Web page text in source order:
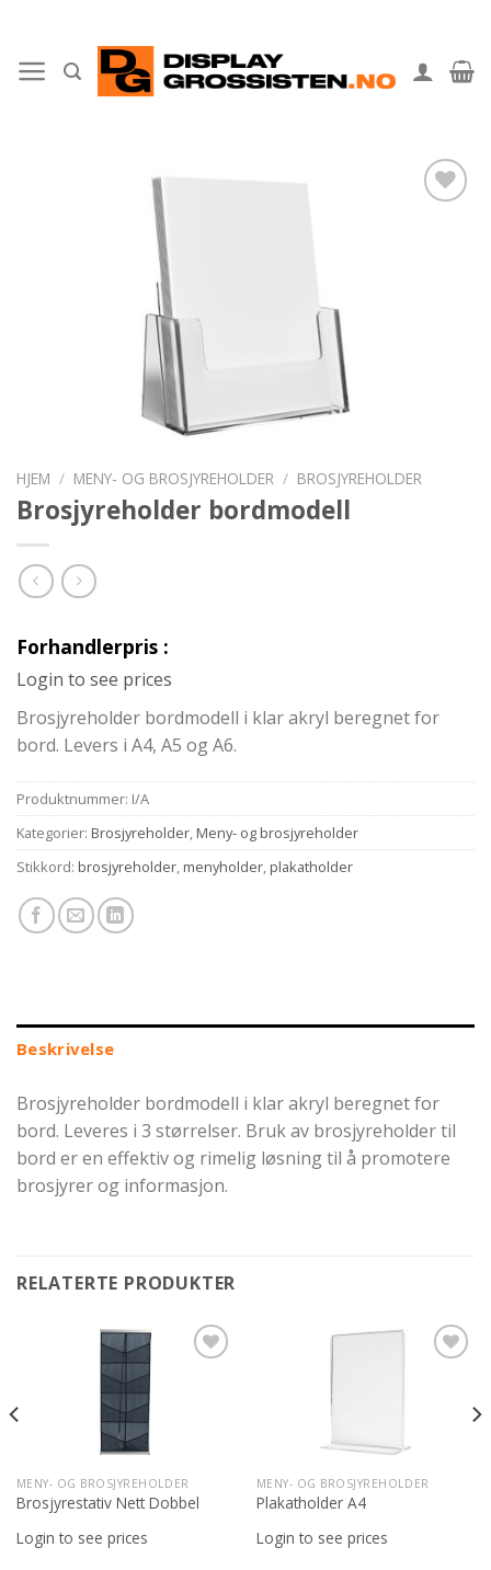
content
HJEM / MENY- OG BROSJYREHOLDER / BROSJYREHOLDER
Brosjyreholder bordmodell
Forhandlerpris :
Login to see prices
Brosjyreholder bordmodell i klar akryl beregnet for
bord. Levers i A4, A5 og A6.
Produktnummer: I/A
Kategorier: Brosjyreholder, Meny- og brosjyreholder
Stikkord: brosjyreholder, menyholder, plakatholder
Beskrivelse
Brosjyreholder bordmodell i klar akryl beregnet for
bord. Leveres i 3 størrelser. Bruk av brosjyreholder til
bord er en effektiv og rimelig løsning til å promotere
brosjyrer og informasjon.
RELATERTE PRODUKTER
MENY- OG BROSJYREHOLDER
Brosjyrestativ Nett Dobbel
Login to see prices
MENY- OG BROSJYREHOLDER
Plakatholder A4
Login to see prices